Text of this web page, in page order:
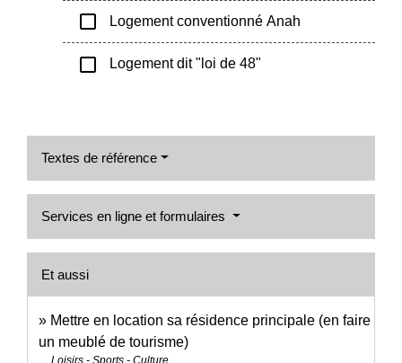
check_box_outline_blank Logement conventionné Anah
check_box_outline_blank Logement dit "loi de 48"
Textes de référence
Services en ligne et formulaires
Et aussi
Mettre en location sa résidence principale (en faire
un meublé de tourisme)
Loisirs - Sports - Culture